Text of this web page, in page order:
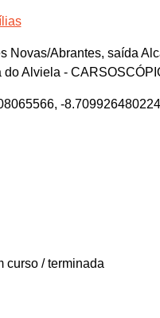
Novas/Abrantes, saída
Alviela -
-
curso / terminada